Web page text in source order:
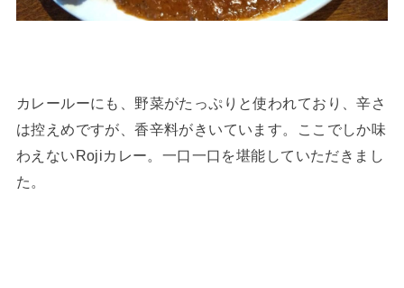
カレールーにも、野菜がたっぷりと使われており、辛さ
は控えめですが、香辛料がきいています。ここでしか味
わえないRojiカレー。一口一口を堪能していただきまし
た。